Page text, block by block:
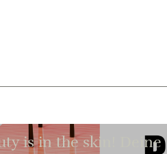
is in the skin! Deine